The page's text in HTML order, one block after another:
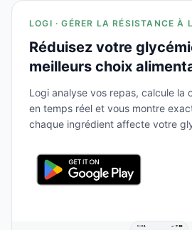
LOGI · GÉRER LA RÉSISTANCE À
Réduisez votre
meilleurs choix
Logi analyse vos repas, calcule la
en temps réel et vous montre
chaque ingrédient affecte votre